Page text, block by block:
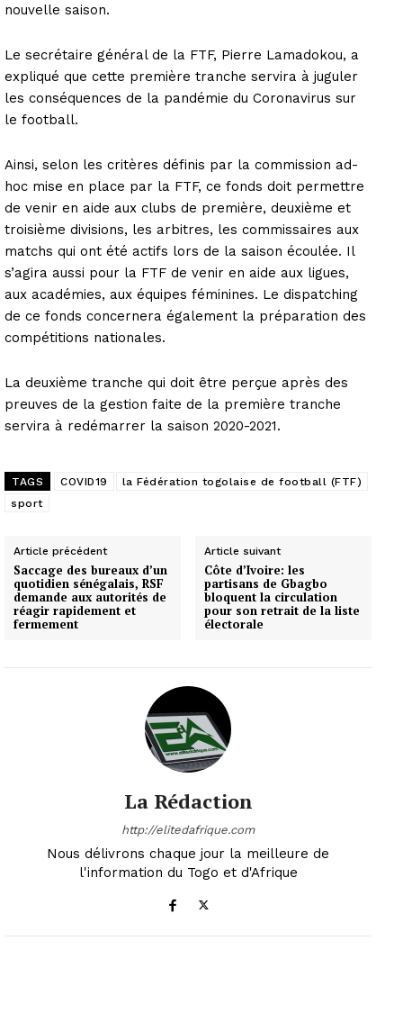
nouvelle saison.
Le secrétaire général de la FTF, Pierre Lamadokou, a
expliqué que cette première tranche servira à juguler
les conséquences de la pandémie du Coronavirus sur
le football.
Ainsi, selon les critères définis par la commission ad-
hoc mise en place par la FTF, ce fonds doit permettre
de venir en aide aux clubs de première, deuxième et
troisième divisions, les arbitres, les commissaires aux
matchs qui ont été actifs lors de la saison écoulée. Il
s’agira aussi pour la FTF de venir en aide aux ligues,
aux académies, aux équipes féminines. Le dispatching
de ce fonds concernera également la préparation des
compétitions nationales.
La deuxième tranche qui doit être perçue après des
preuves de la gestion faite de la première tranche
servira à redémarrer la saison 2020-2021.
TAGS COVID19
la Fédération togolaise de football (FTF)
sport
Article précédent
Saccage des bureaux d’un
quotidien sénégalais, RSF
demande aux autorités de
réagir rapidement et
fermement
Article suivant
Côte d’Ivoire: les
partisans de Gbagbo
bloquent la circulation
pour son retrait de la liste
électorale
La Rédaction
http://elitedafrique.com
Nous délivrons chaque jour la meilleure de
l'information du Togo et d'Afrique